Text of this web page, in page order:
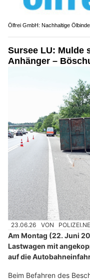
Ölfrei GmbH: Nachhaltige
Sursee LU: Mulde
Anhänger –
23.06.26 VON
Am Montag (22. Juni
Lastwagen mit
auf die
Beim Befahren des